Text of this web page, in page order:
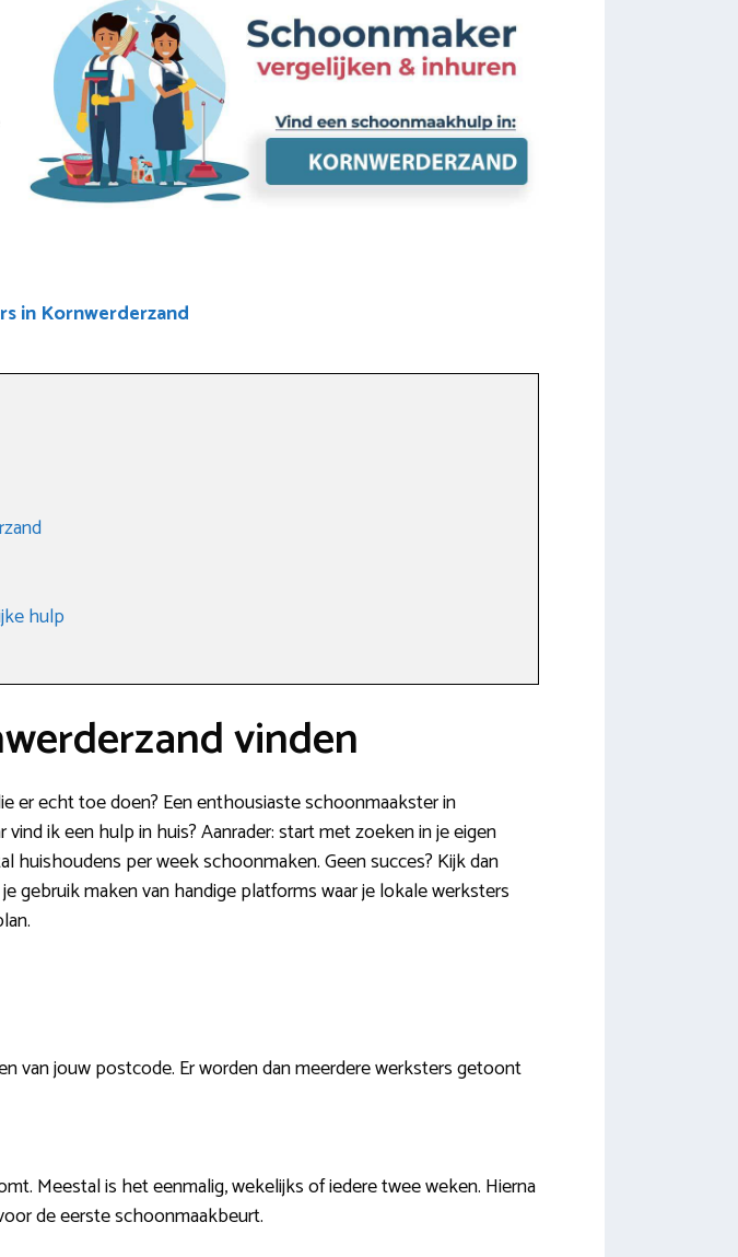
in Kornwerderzand
hulp
vinden
er echt toe doen? Een enthousiaste schoonmaakster in
ik een hulp in huis? Aanrader: start met zoeken in je eigen
huishoudens per week schoonmaken. Geen succes? Kijk dan
gebruik maken van handige platforms waar je lokale werksters
van jouw postcode. Er worden dan meerdere werksters getoont
Meestal is het eenmalig, wekelijks of iedere twee weken. Hierna
de eerste schoonmaakbeurt.